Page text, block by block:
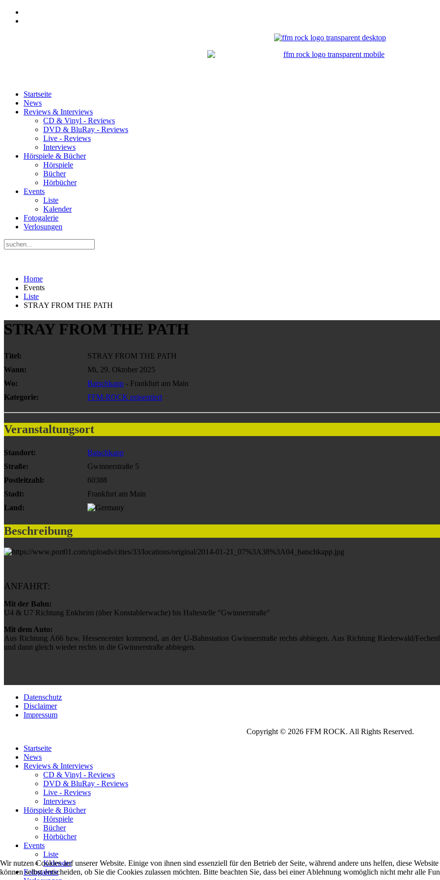
Startseite
News
Reviews & Interviews
CD & Vinyl - Reviews
DVD & BluRay - Reviews
Live - Reviews
Interviews
Hörspiele & Bücher
Hörspiele
Bücher
Hörbücher
Events
Liste
Kalender
Fotogalerie
Verlosungen
Home
Events
Liste
STRAY FROM THE PATH
STRAY FROM THE PATH
Titel:
STRAY FROM THE PATH
Wann:
Mi, 29. Oktober 2025
Wo:
Batschkapp - Frankfurt am Main
Kategorie:
FFM-ROCK präsentiert
Veranstaltungsort
Standort:
Batschkapp
Straße:
Gwinnerstraße 5
Postleitzahl:
60388
Stadt:
Frankfurt am Main
Land:
Beschreibung
ANFAHRT:
Mit der Bahn:
U4 & U7 Richtung Enkheim (über Konstablerwache) bis Haltestelle "Gwinnerstraße"
Mit dem Auto:
Aus Richtung A66 bzw. Hessencenter kommend, an der U-Bahnstation Gwinnerstraße rechts abbiegen. Aus Richtung Riederwald/
und dann gleich wieder rechts in die Gwinnerstraße abbiegen.
Datenschutz
Disclaimer
Impressum
Copyright © 2026 FFM ROCK. All Rights Reserved.
Startseite
News
Reviews & Interviews
CD & Vinyl - Reviews
DVD & BluRay - Reviews
Live - Reviews
Interviews
Hörspiele & Bücher
Hörspiele
Bücher
Hörbücher
Events
Liste
Kalender
Fotogalerie
Wir nutzen Cookies auf unserer Website. Einige von ihnen sind essenziell für den Betrieb der Seite, während andere uns helfen, diese
können selbst entscheiden, ob Sie die Cookies zulassen möchten. Bitte beachten Sie, dass bei einer Ablehnung womöglich nicht mehr alle